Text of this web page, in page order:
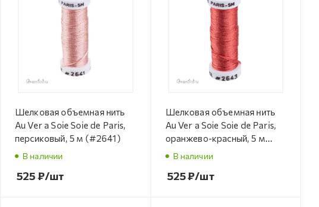
Шелковая объемная нить
Au Ver a Soie Soie de Paris,
персиковый, 5 м (#2641)
В наличии
525₽/шт
Шелковая объемная нить
Au Ver a Soie Soie de Paris,
оранжево-красный, 5 м
(#2643 )
В наличии
525₽/шт